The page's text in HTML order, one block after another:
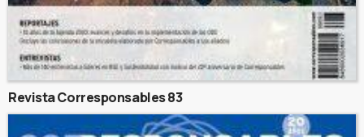
Revista Corresponsables 83